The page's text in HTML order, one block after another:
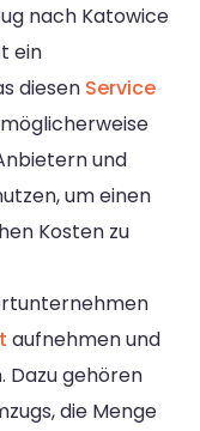
nach Katowice
ein
diesen Service
und
um einen
Kosten zu
aufnehmen und
Dazu gehören
die Menge